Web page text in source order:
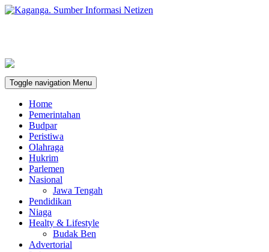
Toggle navigation Menu
Home
Pemerintahan
Budpar
Peristiwa
Olahraga
Hukrim
Parlemen
Nasional
Jawa Tengah
Pendidikan
Niaga
Healty & Lifestyle
Budak Ben
Advertorial